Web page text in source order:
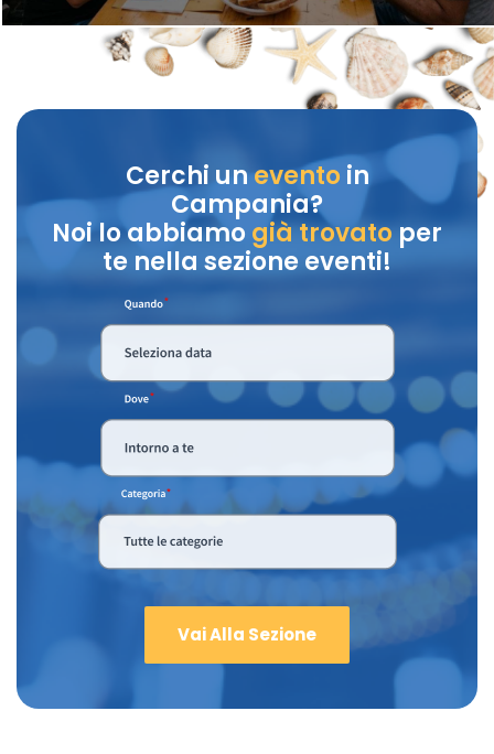
Cerchi unevento in
Campania?
Noi lo abbiamo già trovatoper
te nella sezione eventi!
Vai Alla Sezione